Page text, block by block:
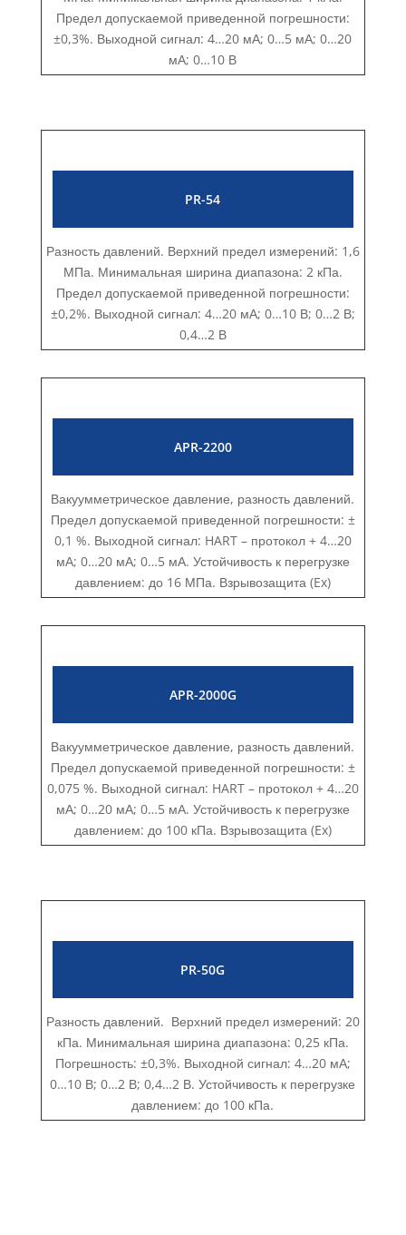
Предел допускаемой приведенной погрешности:
±0,3%. Выходной сигнал: 4…20 мА; 0…5 мА; 0…20
мА; 0…10 В
PR-54
Разность давлений. Верхний предел измерений: 1,6
МПа. Минимальная ширина диапазона: 2 кПа.
Предел допускаемой приведенной погрешности:
±0,2%. Выходной сигнал: 4…20 мА; 0…10 В; 0…2 В;
0,4…2 В
APR-2200
Вакуумметрическое давление, разность давлений.
Предел допускаемой приведенной погрешности: ±
0,1 %. Выходной сигнал: HART – протокол + 4…20
мА; 0…20 мА; 0…5 мА. Устойчивость к перегрузке
давлением: до 16 МПа. Взрывозащита (Ex)
APR-2000G
Вакуумметрическое давление, разность давлений.
Предел допускаемой приведенной погрешности: ±
0,075 %. Выходной сигнал: HART – протокол + 4…20
мА; 0…20 мА; 0…5 мА. Устойчивость к перегрузке
давлением: до 100 кПа. Взрывозащита (Ex)
PR-50G
Разность давлений. Верхний предел измерений: 20
кПа. Минимальная ширина диапазона: 0,25 кПа.
Погрешность: ±0,3%. Выходной сигнал: 4…20 мА;
0…10 В; 0…2 В; 0,4…2 В. Устойчивость к перегрузке
давлением: до 100 кПа.